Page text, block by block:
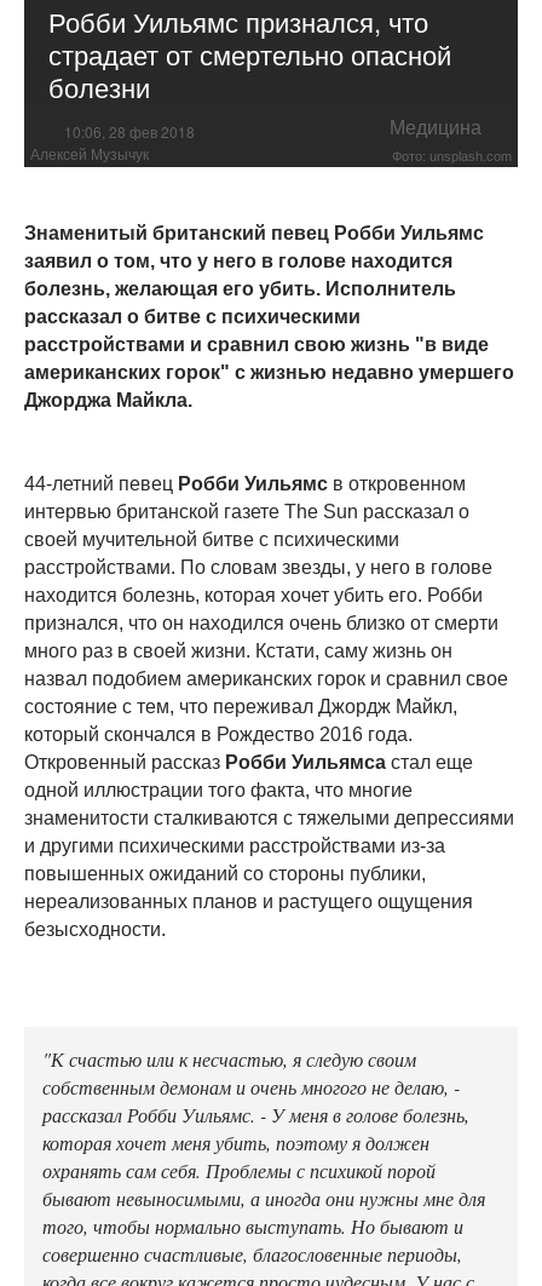
Робби Уильямс признался, что
страдает от смертельно опасной
болезни
10:06, 28 фев 2018 Медицина
Алексей Музычук Фото: unsplash.com
Знаменитый британский певец Робби Уильямс
заявил о том, что у него в голове находится
болезнь, желающая его убить. Исполнитель
рассказал о битве с психическими
расстройствами и сравнил свою жизнь "в виде
американских горок" с жизнью недавно умершего
Джорджа Майкла.
44-летний певец Робби Уильямс в откровенном
интервью британской газете The Sun рассказал о
своей мучительной битве с психическими
расстройствами. По словам звезды, у него в голове
находится болезнь, которая хочет убить его. Робби
признался, что он находился очень близко от смерти
много раз в своей жизни. Кстати, саму жизнь он
назвал подобием американских горок и сравнил свое
состояние с тем, что переживал Джордж Майкл,
который скончался в Рождество 2016 года.
Откровенный рассказ Робби Уильямса стал еще
одной иллюстрации того факта, что многие
знаменитости сталкиваются с тяжелыми депрессиями
и другими психическими расстройствами из-за
повышенных ожиданий со стороны публики,
нереализованных планов и растущего ощущения
безысходности.
"К счастью или к несчастью, я следую своим
собственным демонам и очень многого не делаю, -
рассказал Робби Уильямс. - У меня в голове болезнь,
которая хочет меня убить, поэтому я должен
охранять сам себя. Проблемы с психикой порой
бывают невыносимыми, а иногда они нужны мне для
того, чтобы нормально выступать. Но бывают и
совершенно счастливые, благословенные периоды,